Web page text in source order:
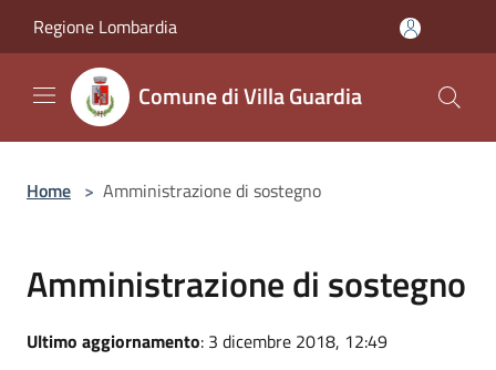
Regione Lombardia
Comune di Villa Guardia
Home > Amministrazione di sostegno
Amministrazione di sostegno
Ultimo aggiornamento: 3 dicembre 2018, 12:49